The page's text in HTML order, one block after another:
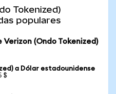
Tokenized)
populares
Verizon (Ondo Tokenized)
a Dólar estadounidense
$